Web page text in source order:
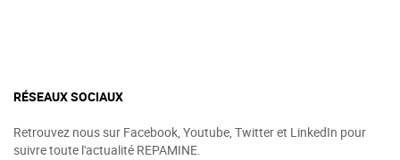
RÉSEAUX SOCIAUX
Retrouvez nous sur Facebook, Youtube, Twitter et LinkedIn pour
suivre toute l'actualité REPAMINE.